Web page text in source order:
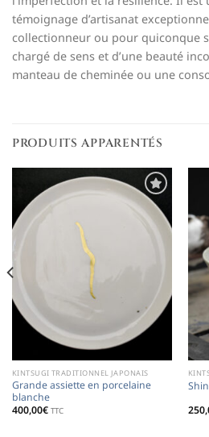
témoignage d’artisanat
collectionneur ou pour quiconque
chargé de sens et d’une beauté
manteau de cheminée ou une
PRODUITS APPARENTÉS
Ajouter
à la
liste de
KINTSUGI TRADITIONNEL JAPONAIS
Grande assiette en porcelaine
blanche
400,00€ TTC